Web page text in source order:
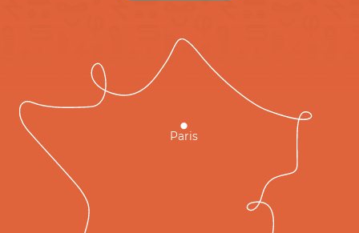
Paris